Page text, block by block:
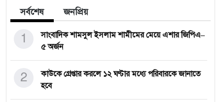
সর্বশেষ জনপ্রিয়
সাংবাদিক শামসুল ইসলাম শামীমের মেয়ে এশার জিপিএ–
৫ অর্জন
1
কাউকে গ্রেপ্তার করলে ১২ ঘণ্টার মধ্যে পরিবারকে জানাতে
হবে
2